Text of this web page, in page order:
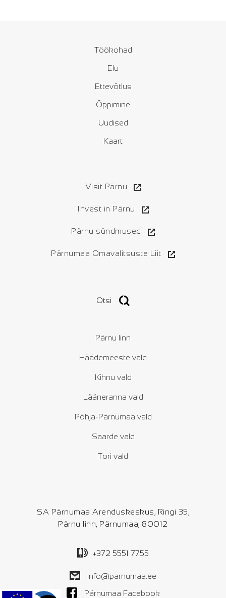
Töökohad
Elu
Ettevõtlus
Õppimine
Uudised
Kaart
Visit Pärnu
Invest in Pärnu
Pärnu sündmused
Pärnumaa Omavalitsuste Liit
Otsi
Pärnu linn
Häädemeeste vald
Kihnu vald
Lääneranna vald
Põhja-Pärnumaa vald
Saarde vald
Tori vald
SA Pärnumaa Arenduskeskus, Ringi 35,
Pärnu linn, Pärnumaa, 80012
+372 5551 7755
info@parnumaa.ee
Pärnumaa Facebook